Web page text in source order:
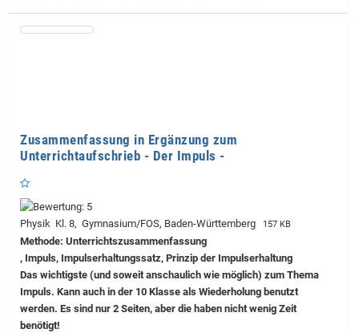
Zusammenfassung in Ergänzung zum
Unterrichtaufschrieb - Der Impuls -
Physik Kl. 8, Gymnasium/FOS, Baden-Württemberg 157 KB
Methode: Unterrichtszusammenfassung
, Impuls, Impulserhaltungssatz, Prinzip der Impulserhaltung
Das wichtigste (und soweit anschaulich wie möglich) zum Thema
Impuls. Kann auch in der 10 Klasse als Wiederholung benutzt
werden. Es sind nur 2 Seiten, aber die haben nicht wenig Zeit
benötigt!